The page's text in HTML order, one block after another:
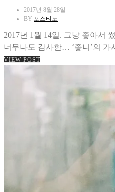
2017년 8월 28일
BY 포스티노
2017년 1월 14일. 그냥 좋아서
너무나도 감사한… ‘좋니’의 가
VIEW POST